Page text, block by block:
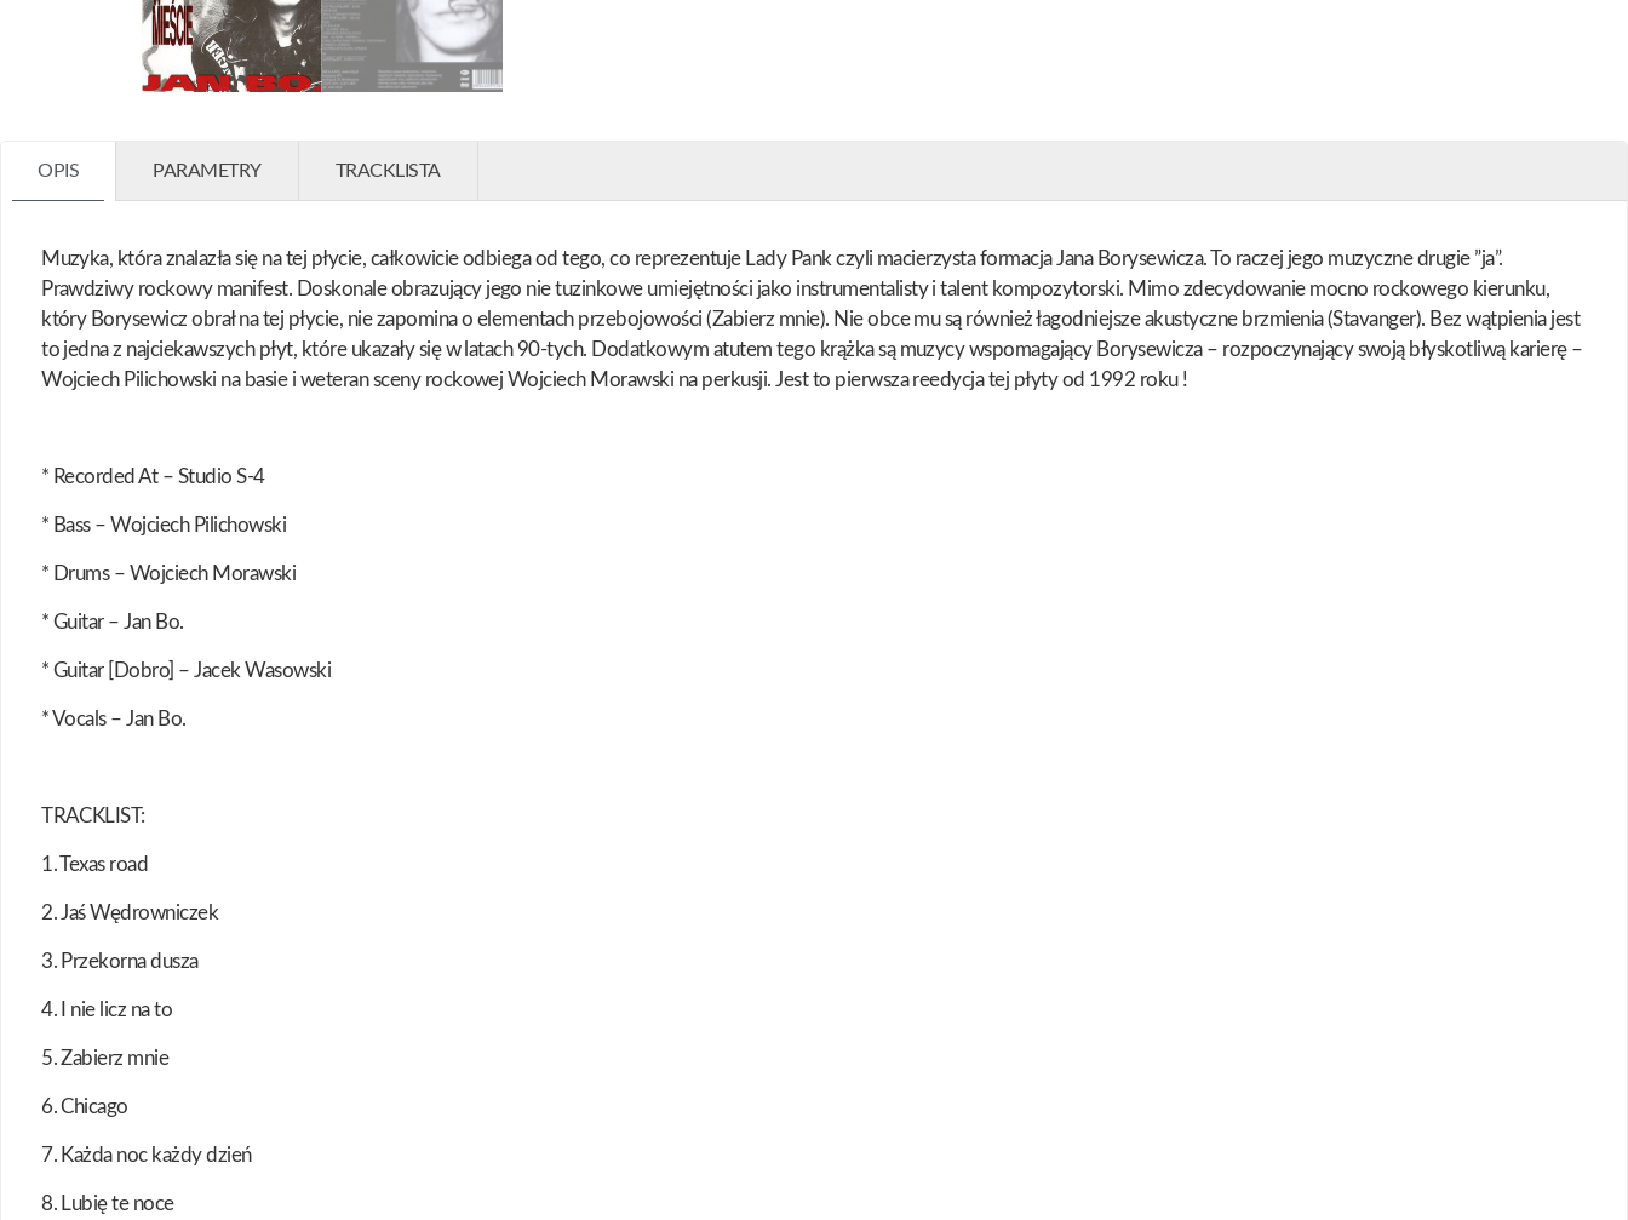
OPIS PARAMETRY TRACKLISTA
Muzyka, która znalazła się na tej płycie, całkowicie odbiega od tego, co reprezentuje Lady Pank czyli macierzysta formacja Jana Borysewicza. To raczej jego muzyczne drugie ”ja”.
Prawdziwy rockowy manifest. Doskonale obrazujący jego nie tuzinkowe umiejętności jako instrumentalisty i talent kompozytorski. Mimo zdecydowanie mocno rockowego kierunku,
który Borysewicz obrał na tej płycie, nie zapomina o elementach przebojowości (Zabierz mnie). Nie obce mu są również łagodniejsze akustyczne brzmienia (Stavanger). Bez wątpienia jest
to jedna z najciekawszych płyt, które ukazały się w latach 90-tych. Dodatkowym atutem tego krążka są muzycy wspomagający Borysewicza – rozpoczynający swoją błyskotliwą karierę –
Wojciech Pilichowski na basie i weteran sceny rockowej Wojciech Morawski na perkusji. Jest to pierwsza reedycja tej płyty od 1992 roku !
* Recorded At – Studio S-4
* Bass – Wojciech Pilichowski
* Drums – Wojciech Morawski
* Guitar – Jan Bo.
* Guitar [Dobro] – Jacek Wasowski
* Vocals – Jan Bo.
TRACKLIST:
1. Texas road
2. Jaś Wędrowniczek
3. Przekorna dusza
4. I nie licz na to
5. Zabierz mnie
6. Chicago
7. Każda noc każdy dzień
8. Lubię te noce